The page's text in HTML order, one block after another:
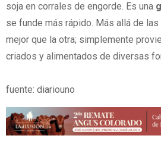
soja en corrales de engorde. Es una
se funde más rápido. Más allá de las
mejor que la otra; simplemente
criados y alimentados de diversas
fuente: diariouno